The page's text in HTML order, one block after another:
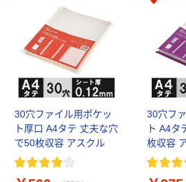
30穴ファイル用ポケッ
ト厚口 A4タテ 丈夫な穴
で50枚収容 アスクル
30穴フ
ト A4タ
枚収容